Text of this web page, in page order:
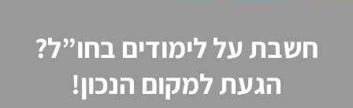
חשבת על לימודים בחו”ל?
הגעת למקום הנכון!